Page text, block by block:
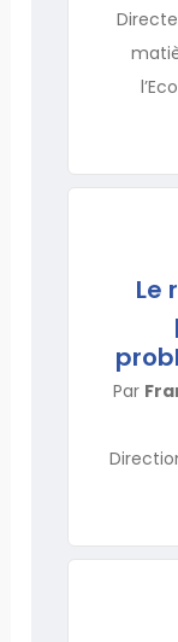
Le
Par